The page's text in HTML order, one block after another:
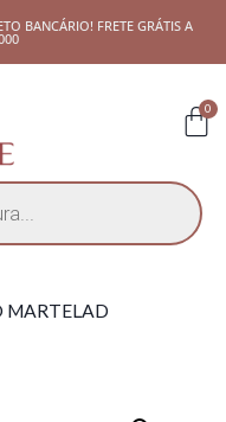
BANCÁRIO! FRETE GRÁTIS A
0
MARTELAD